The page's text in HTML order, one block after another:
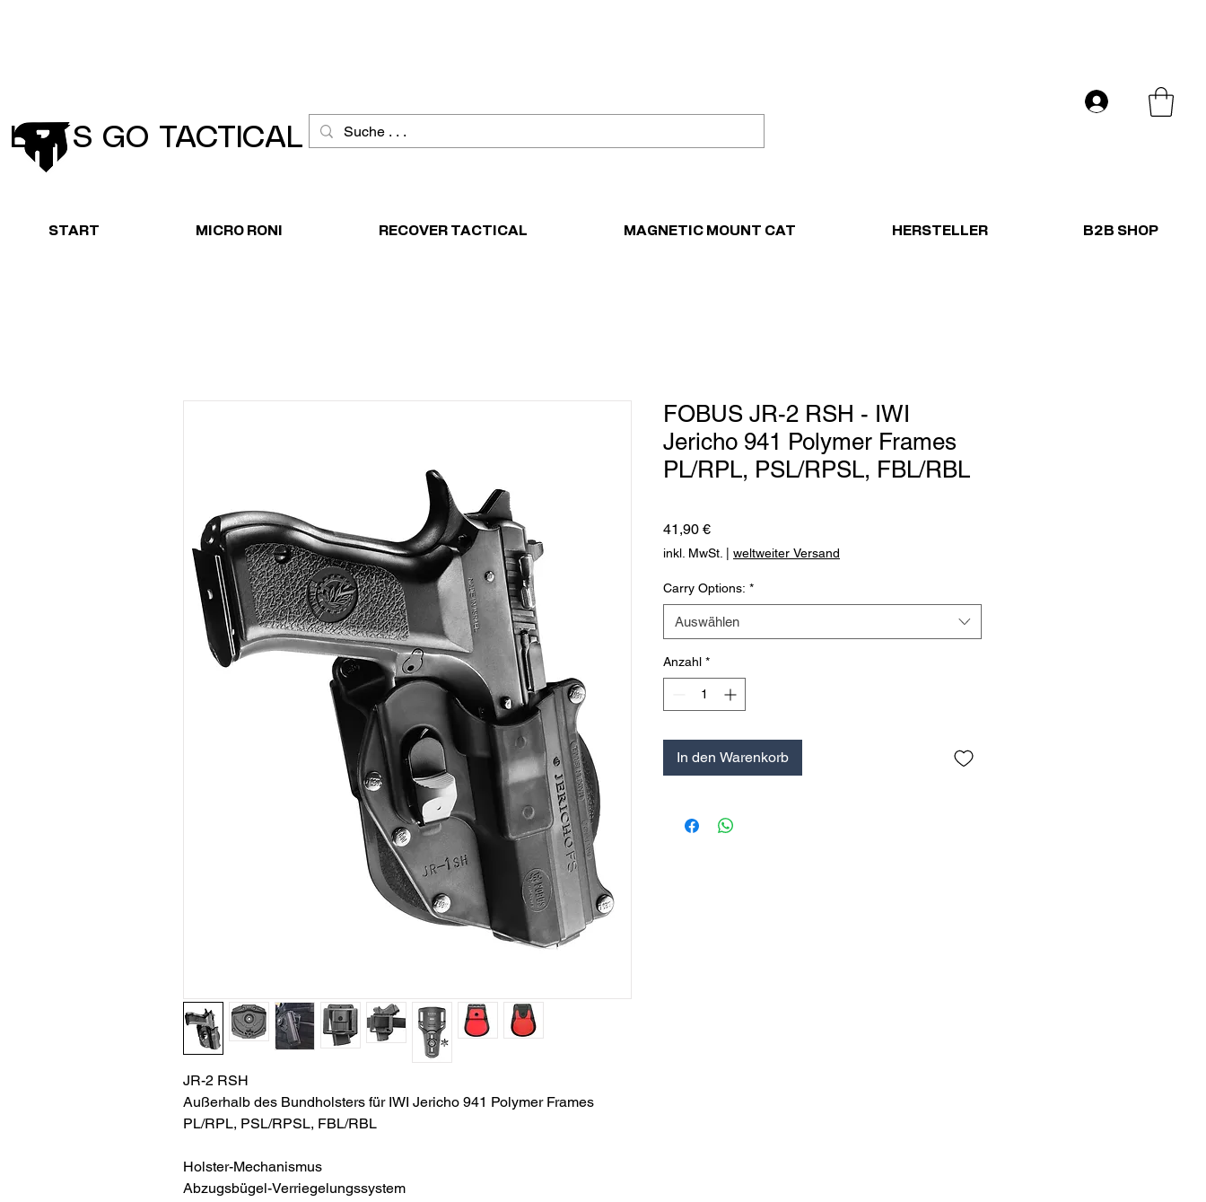
Anmelden
LET´S GO TACTICAL
START MICRO RONI RECOVER TACTICAL MAGNETIC MOUNT CAT HERSTELLER B2B SHOP
JR-2 RSH
Außerhalb des Bundholsters für IWI Jericho 941 Polymer Frames
PL/RPL, PSL/RPSL, FBL/RBL
Holster-Mechanismus
Abzugsbügel-Verriegelungssystem
FOBUS JR-2 RSH - IWI
Jericho 941 Polymer Frames
PL/RPL, PSL/RPSL, FBL/RBL
41,90 €Preis
inkl. MwSt. weltweiter Versand
Carry Options: *
Auswählen
Anzahl *
In den Warenkorb